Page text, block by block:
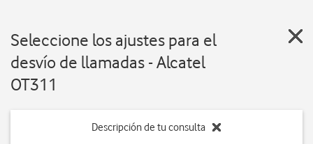
Seleccione los ajustes para el
desvío de llamadas - Alcatel
OT311
Descripción de tu consulta